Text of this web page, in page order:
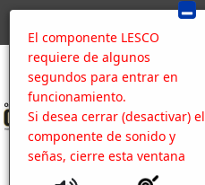
El componente LESCO
requiere de algunos
segundos para entrar en
funcionamiento.
Si desea cerrar (desactivar) el
componente de sonido y
señas, cierre esta ventana